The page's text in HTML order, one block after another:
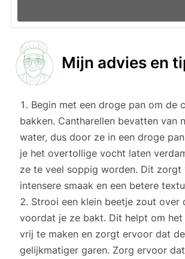
Mijn advies en
Begin met een droge pan om de
bakken. Cantharellen bevatten van
water, dus door ze in een droge
je het overtollige vocht laten
ze te veel soppig worden. Dit zorgt
intensere smaak en een betere
Strooi een klein beetje zout over
voordat je ze bakt. Dit helpt om
vrij te maken en zorgt ervoor dat
gelijkmatiger garen. Zorg ervoor